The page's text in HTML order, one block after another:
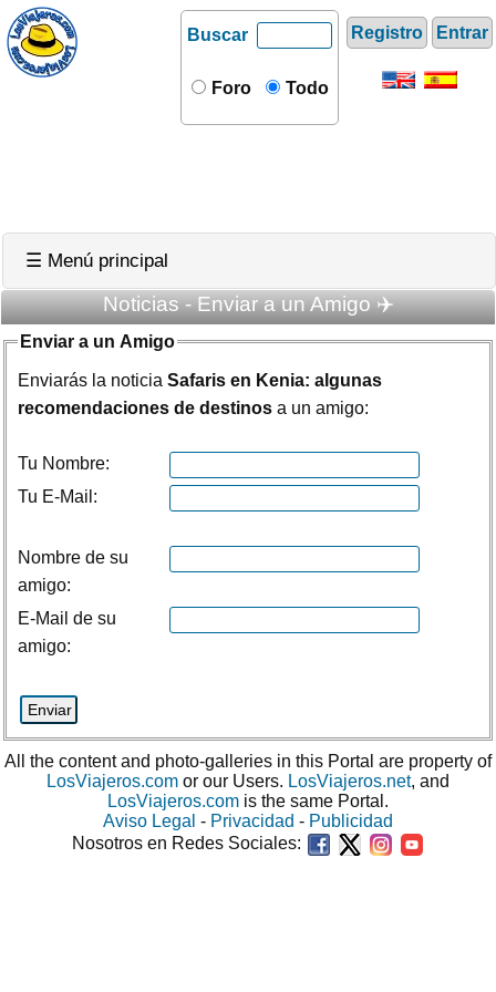
Registro Entrar
Buscar
Foro Todo
☰ Menú principal
Noticias - Enviar a un Amigo ✈️
Enviar a un Amigo
Enviarás la noticia Safaris en Kenia: algunas
recomendaciones de destinos a un amigo:
Tu Nombre:
Tu E-Mail:
Nombre de su
amigo:
E-Mail de su
amigo:
All the content and photo-galleries in this Portal are property of
LosViajeros.com or our Users. LosViajeros.net, and
LosViajeros.com is the same Portal.
Aviso Legal - Privacidad - Publicidad
Nosotros en Redes Sociales: